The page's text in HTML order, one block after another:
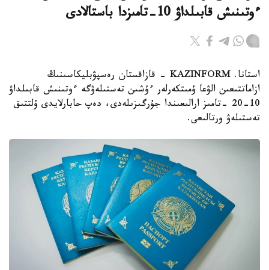
ءوتىنىش قابىلداۋ 10-تامىزدا باستالادى
استانا. KAZINFORM - قازاقستان رەسپۋبليكاسىنىڭ
ازاماتتىعىن الۋعا ۇمىتكەرلەر ءۇشىن تەستىلەۋگە ءوتىنىش قابىلداۋ
10-20 -تامىز ارالىعىندا جۇرگىزىلەدى، دەپ حابارلايدى ۇلتتىق
تەستىلەۋ ورتالىعى.